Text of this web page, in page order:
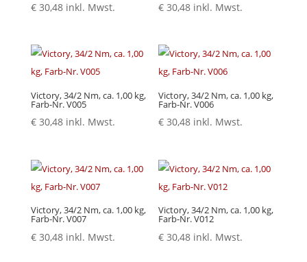
€30,48 inkl. Mwst. € 30,48 inkl. Mwst.
Victory, 34/2 Nm, ca. 1,00 kg,
Farb-Nr. V005
€30,48 inkl. Mwst.
Victory, 34/2 Nm, ca. 1,00 kg,
Farb-Nr. V006
€ 30,48 inkl. Mwst.
Victory, 34/2 Nm, ca. 1,00 kg,
Farb-Nr. V007
€30,48 inkl. Mwst.
Victory, 34/2 Nm, ca. 1,00 kg,
Farb-Nr. V012
€ 30,48 inkl. Mwst.